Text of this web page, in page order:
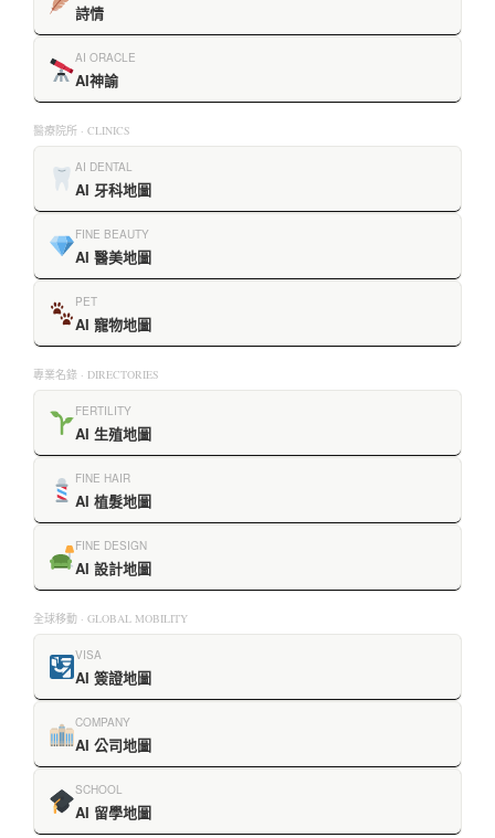
詩情
AI ORACLE
AI神諭
醫療院所 · CLINICS
AI DENTAL
AI 牙科地圖
FINE BEAUTY
AI 醫美地圖
PET
AI 寵物地圖
專業名錄 · DIRECTORIES
FERTILITY
AI 生殖地圖
FINE HAIR
AI 植髮地圖
FINE DESIGN
AI 設計地圖
全球移動 · GLOBAL MOBILITY
VISA
AI 簽證地圖
COMPANY
AI 公司地圖
SCHOOL
AI 留學地圖